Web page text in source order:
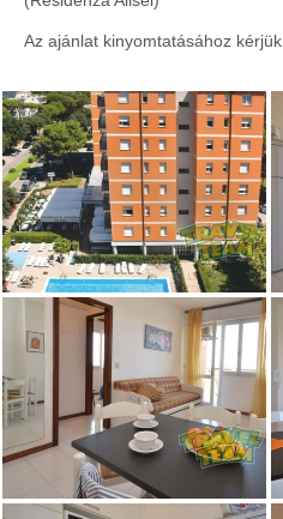
Az ajánlat kinyomtatásához kérjük